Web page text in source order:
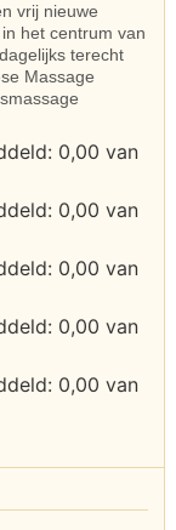
vrij nieuwe
het centrum van
terecht
Massage